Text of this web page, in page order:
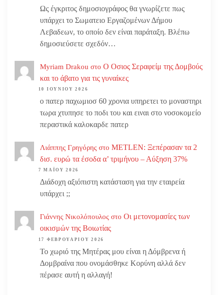
Ως έγκριτος δημοσιογράφος θα γνωρίζετε πως
υπάρχει το Σωματειο Εργαζομένων Δήμου
Λεβαδεων, το οποίο δεν είναι παράταξη. Βλέπω
δημοσιεύσετε σχεδόν…
Myriam Drakou στο Ο Οσιος Σεραφείμ της Δομβούς
και το άβατο για τις γυναίκες
10 ΙΟΥΝΊΟΥ 2026
ο πατερ παχωμιοσ 60 χρονια υπηρετει το μοναστηρι
τωρα χτυπησε το ποδι του και ειναι στο νοσοκομείο
περαστικά καλοκαρδε πατερ
Λιάππης Γρηγόρης στο METLEN: Ξεπέρασαν τα 2
δισ. ευρώ τα έσοδα α’ τριμήνου – Αύξηση 37%
7 ΜΑΪ́ΟΥ 2026
Διάδοχη αξιόπιστη κατάσταση για την εταιρεία
υπάρχει ;;
Γιάννης Νικολόπουλος στο Οι μετονομασίες των
οικισμών της Βοιωτίας
17 ΦΕΒΡΟΥΑΡΊΟΥ 2026
Το χωριό της Μητέρας μου είναι η Δόμβρενα ή
Δομβραίνα που ονομάσθηκε Κορύνη αλλά δεν
πέρασε αυτή η αλλαγή!